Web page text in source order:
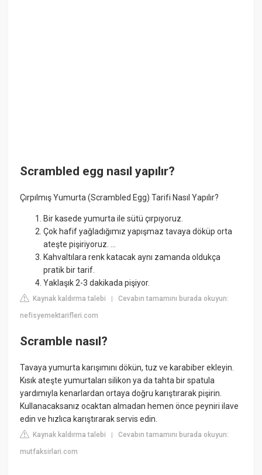
Scrambled egg nasıl yapılır?
Çırpılmış Yumurta (Scrambled Egg) Tarifi Nasıl Yapılır?
Bir kasede yumurta ile sütü çırpıyoruz.
Çok hafif yağladığımız yapışmaz tavaya döküp orta
ateşte pişiriyoruz. ...
Kahvaltılara renk katacak aynı zamanda oldukça
pratik bir tarif.
Yaklaşık 2-3 dakikada pişiyor.
Kaynak kaldırma talebi |Cevabın tamamını burada okuyun:
nefisyemektarifleri.com
Scramble nasıl?
Tavaya yumurta karışımını dökün, tuz ve karabiber ekleyin.
Kısık ateşte yumurtaları silikon ya da tahta bir spatula
yardımıyla kenarlardan ortaya doğru karıştırarak pişirin.
Kullanacaksanız ocaktan almadan hemen önce peyniri ilave
edin ve hızlıca karıştırarak servis edin.
Kaynak kaldırma talebi |Cevabın tamamını burada okuyun:
mutfaksirlari.com